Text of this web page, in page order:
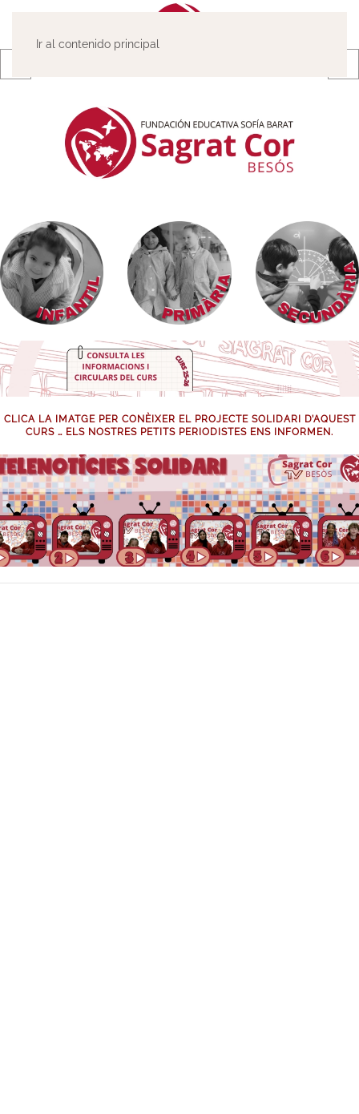
Ir al contenido principal
CLICA LA IMATGE PER CONÈIXER EL PROJECTE SOLIDARI D’AQUEST
CURS … ELS NOSTRES PETITS PERIODISTES ENS INFORMEN.